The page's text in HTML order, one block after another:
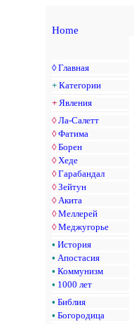
Home
◊ Главная
+ Категории
+ Явления
◊ Ла-Салетт
◊ Фатима
◊ Борен
◊ Хеде
◊ Гарабандал
◊ Зейтун
◊ Акита
◊ Меллерей
◊ Меджугорье
• История
• Апостасия
• Коммунизм
• 1000 лет
• Библия
• Богородица